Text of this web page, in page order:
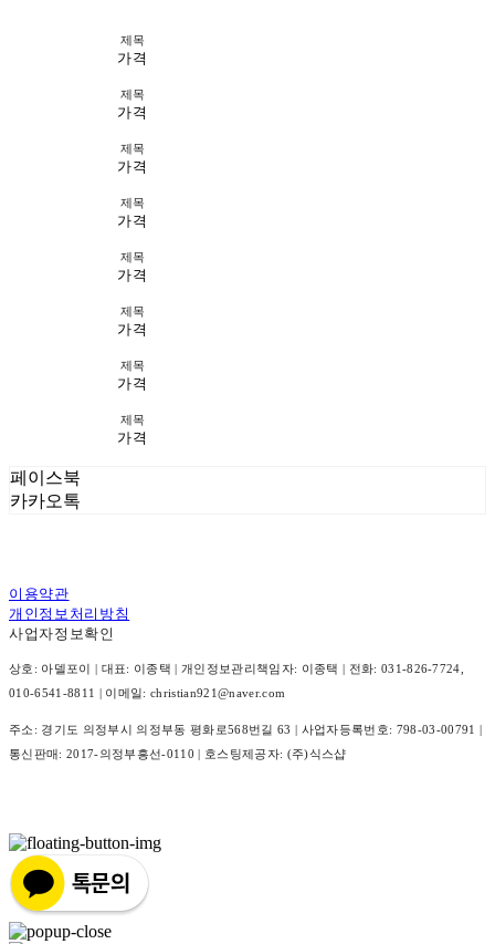
제목
가격
제목
가격
제목
가격
제목
가격
제목
가격
제목
가격
제목
가격
제목
가격
페이스북
카카오톡
이용약관
개인정보처리방침
사업자정보확인
상호: 아델포이 | 대표: 이종택 | 개인정보관리책임자: 이종택 | 전화: 031-826-7724,
010-6541-8811 | 이메일: christian921@naver.com
주소: 경기도 의정부시 의정부동 평화로568번길 63 | 사업자등록번호: 798-03-00791 |
통신판매: 2017-의정부흥선-0110 | 호스팅제공자: (주)식스샵